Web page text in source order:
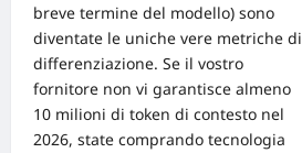
breve termine del modello) sono
diventate le uniche vere metriche di
differenziazione. Se il vostro
fornitore non vi garantisce almeno
10 milioni di token di contesto nel
2026, state comprando tecnologia